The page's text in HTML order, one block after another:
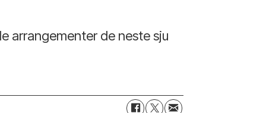
arrangementer de neste sju